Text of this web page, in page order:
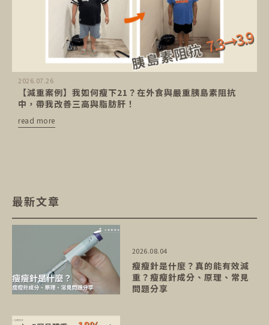
2026.07.26
【減重案例】我如何瘦下21？在外食與嚴重胰島素阻抗
中，帶我改善三高與脂肪肝！
read more
最新文章
瘦瘦針是什麼？真的能有效減
重？瘦瘦針成分、原理、常見
問題分享
2026.08.04